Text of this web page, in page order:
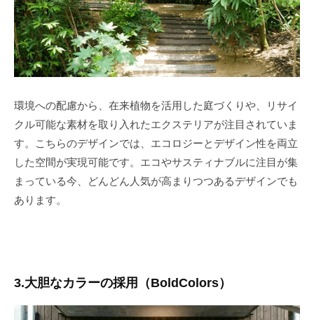
環境への配慮から、在来植物を活用した庭づくりや、リサイ
クル可能な素材を取り入れたエクステリアが注目されていま
す。こちらのデザインでは、エコロジーとデザイン性を両立
した空間が実現可能です。エコやサスティナブルに注目が集
まっている今、どんどん人気が高まりつつあるデザインでも
あります。
3.大胆なカラーの採用（BoldColors）